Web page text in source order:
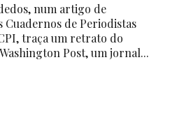
num artigo de
Cuadernos de Periodistas
traça um retrato do
Post, um jornal...